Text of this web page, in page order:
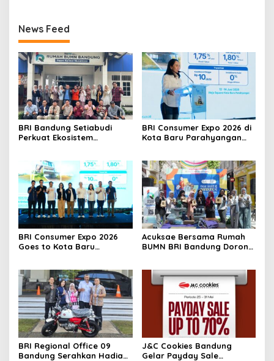
News Feed
BRI Bandung Setiabudi
Perkuat Ekosistem
BRI Consumer Expo 2026 di
Kota Baru Parahyangan
BRI Consumer Expo 2026
Goes to Kota Baru
dengan Bunga Ringan
Acuksae Bersama Rumah
BUMN BRI Bandung Dorong
Bernilai Jual
BRI Regional Office 09
Bandung Serahkan Hadiah
J&C Cookies Bandung
Gelar Payday Sale